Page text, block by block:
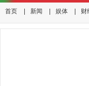
首页 新闻 娱体 财